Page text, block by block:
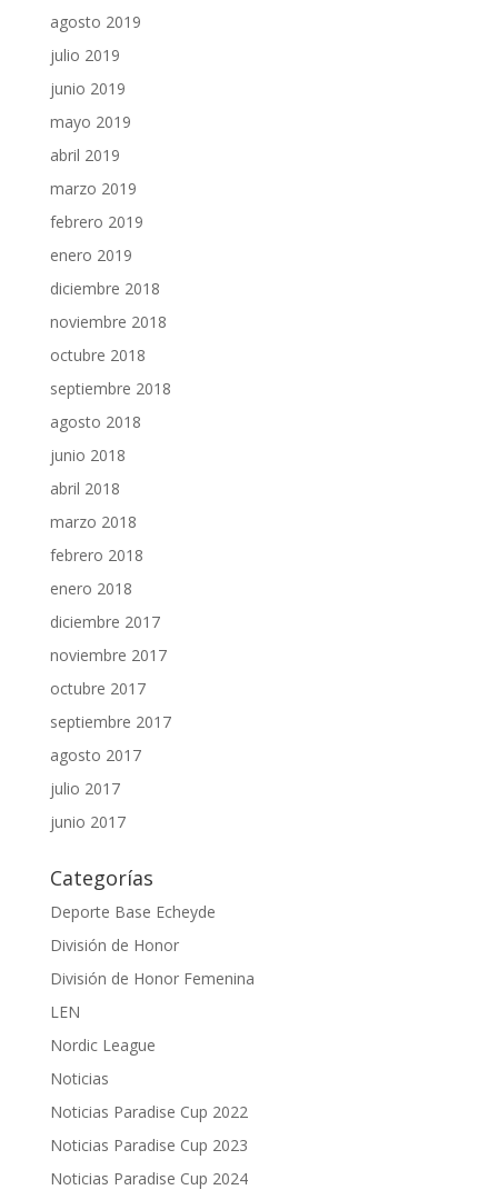
agosto 2019
julio 2019
junio 2019
mayo 2019
abril 2019
marzo 2019
febrero 2019
enero 2019
diciembre 2018
noviembre 2018
octubre 2018
septiembre 2018
agosto 2018
junio 2018
abril 2018
marzo 2018
febrero 2018
enero 2018
diciembre 2017
noviembre 2017
octubre 2017
septiembre 2017
agosto 2017
julio 2017
junio 2017
Categorías
Deporte Base Echeyde
División de Honor
División de Honor Femenina
LEN
Nordic League
Noticias
Noticias Paradise Cup 2022
Noticias Paradise Cup 2023
Noticias Paradise Cup 2024